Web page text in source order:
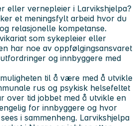
eller vernepleier i Larvikshjelpa?
et meningsfylt arbeid hvor du
relasjonelle kompetanse.
som sykepleier eller
har noe av oppfølgingsansvaret
og innbyggere med
til å være med å utvikle
rus og psykisk helsefeltet
over tid jobbet med å utvikle en
for innbyggere og hvor
i sammenheng. Larvikshjelpa